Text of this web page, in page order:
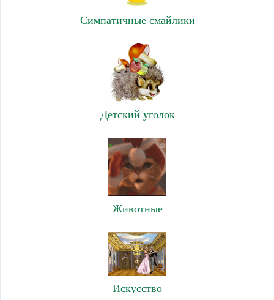
Симпатичные смайлики
Детский уголок
Животные
Искусство